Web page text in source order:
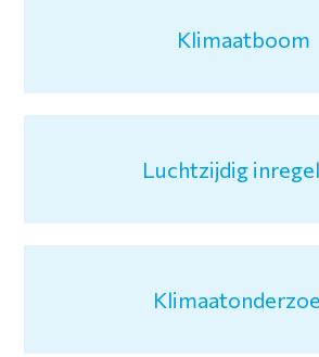
Klimaatboom
Luchtzijdig